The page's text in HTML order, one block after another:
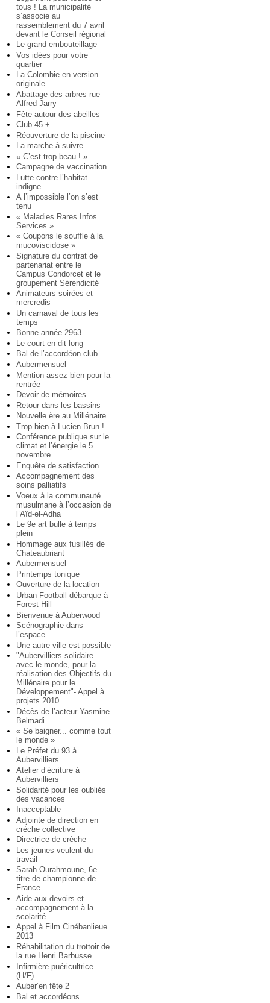
tous ! La municipalité
s’associe au
rassemblement du 7 avril
devant le Conseil régional
Le grand embouteillage
Vos idées pour votre
quartier
La Colombie en version
originale
Abattage des arbres rue
Alfred Jarry
Fête autour des abeilles
Club 45 +
Réouverture de la piscine
La marche à suivre
« C’est trop beau ! »
Campagne de vaccination
Lutte contre l’habitat
indigne
A l’impossible l’on s’est
tenu
« Maladies Rares Infos
Services »
« Coupons le souffle à la
mucoviscidose »
Signature du contrat de
partenariat entre le
Campus Condorcet et le
groupement Sérendicité
Animateurs soirées et
mercredis
Un carnaval de tous les
temps
Bonne année 2963
Le court en dit long
Bal de l’accordéon club
Aubermensuel
Mention assez bien pour la
rentrée
Devoir de mémoires
Retour dans les bassins
Nouvelle ère au Millénaire
Trop bien à Lucien Brun !
Conférence publique sur le
climat et l’énergie le 5
novembre
Enquête de satisfaction
Accompagnement des
soins palliatifs
Voeux à la communauté
musulmane à l’occasion de
l’Aïd-el-Adha
Le 9e art bulle à temps
plein
Hommage aux fusillés de
Chateaubriant
Aubermensuel
Printemps tonique
Ouverture de la location
Urban Football débarque à
Forest Hill
Bienvenue à Auberwood
Scénographie dans
l’espace
Une autre ville est possible
"Aubervilliers solidaire
avec le monde, pour la
réalisation des Objectifs du
Millénaire pour le
Développement"- Appel à
projets 2010
Décès de l’acteur Yasmine
Belmadi
« Se baigner... comme tout
le monde »
Le Préfet du 93 à
Aubervilliers
Atelier d’écriture à
Aubervilliers
Solidarité pour les oubliés
des vacances
Inacceptable
Adjointe de direction en
crèche collective
Directrice de crèche
Les jeunes veulent du
travail
Sarah Ourahmoune, 6e
titre de championne de
France
Aide aux devoirs et
accompagnement à la
scolarité
Appel à Film Cinébanlieue
2013
Réhabilitation du trottoir de
la rue Henri Barbusse
Infirmière puéricultrice
(H/F)
Auber’en fête 2
Bal et accordéons